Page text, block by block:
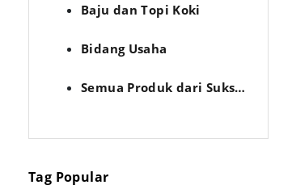
Baju dan Topi Koki
Bidang Usaha
Semua Produk dari Sukses Jaya
Tag Popular